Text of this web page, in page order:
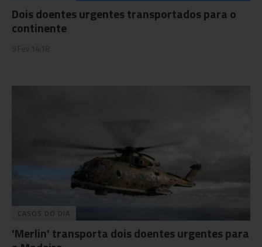
Dois doentes urgentes transportados para o
continente
9 Fev 14:18
CASOS DO DIA
'Merlin' transporta dois doentes urgentes para